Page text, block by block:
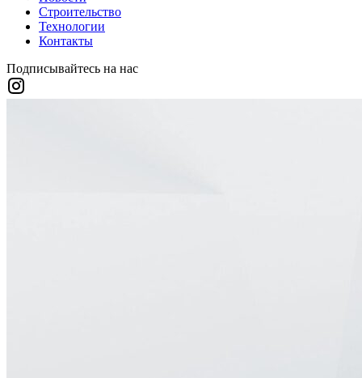
Строительство
Технологии
Контакты
Подписывайтесь на нас